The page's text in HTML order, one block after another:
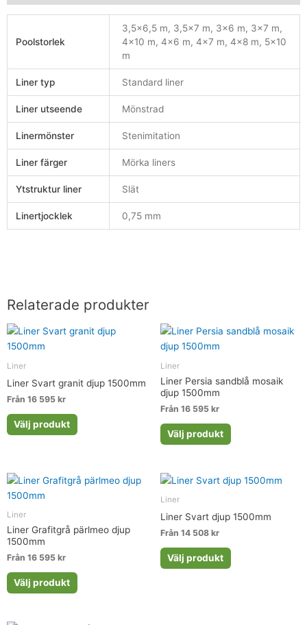
Poolstorlek
3,5×6,5 m, 3,5×7 m, 3×6 m, 3×7 m,
4×10 m, 4×6 m, 4×7 m, 4×8 m, 5×10
m
Liner typ Standard liner
Liner utseende Mönstrad
Linermönster Stenimitation
Liner färger Mörka liners
Ytstruktur liner Slät
Linertjocklek 0,75 mm
Relaterade produkter
Liner
Liner Svart granit djup 1500mm
Från 16 595 kr
Välj produkt
Liner
Liner Persia sandblå mosaik
djup 1500mm
Från 16 595 kr
Välj produkt
Liner
Liner Grafitgrå pärlmeo djup
1500mm
Från 16 595 kr
Välj produkt
Liner
Liner Svart djup 1500mm
Från 14 508 kr
Välj produkt